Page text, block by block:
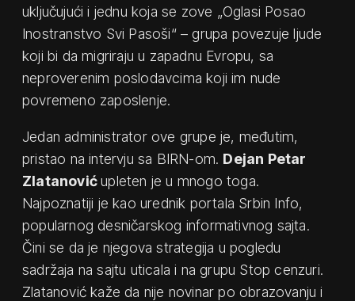
uključujući i jednu koja se zove „Oglasi Posao
Inostranstvo Svi Pasoši“ – grupa povezuje ljude
koji bi da migriraju u zapadnu Evropu, sa
neproverenim poslodavcima koji im nude
povremeno zaposlenje.
Jedan administrator ove grupe je, međutim,
pristao na intervju sa BIRN-om. Dejan Petar
Zlatanovićupleten je u mnogo toga.
Najpoznatiji je kao urednik portala Srbin Info,
popularnog desničarskog informativnog sajta.
Čini se da je njegova strategija u pogledu
sadržaja na sajtu uticala i na grupu Stop cenzuri.
Zlatanović kaže da nije novinar po obrazovanju i